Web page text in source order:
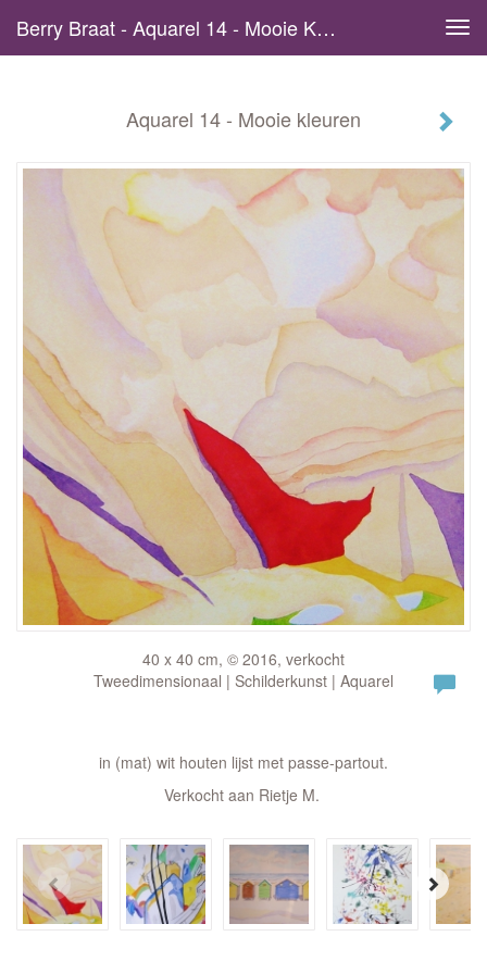
Berry Braat - Aquarel 14 - Mooie Kleuren
Aquarel 14 - Mooie kleuren
40 x 40 cm, © 2016, verkocht
Tweedimensionaal | Schilderkunst | Aquarel
in (mat) wit houten lijst met passe-partout.
Verkocht aan Rietje M.